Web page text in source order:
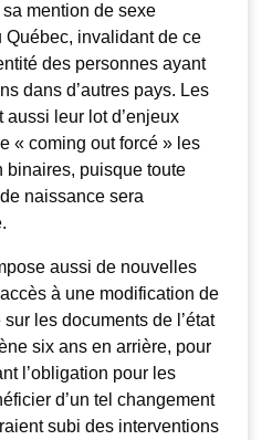
mention de sexe
Québec, invalidant de ce
des personnes ayant
dans d’autres pays. Les
aussi leur lot d’enjeux
« coming out forcé » les
binaires, puisque toute
naissance sera
aussi de nouvelles
à une modification de
les documents de l’état
six ans en arrière, pour
l’obligation pour les
d’un tel changement
subi des interventions